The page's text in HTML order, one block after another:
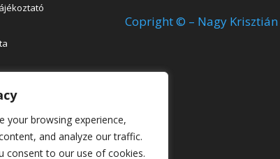
your browsing experience,
and analyze our traffic.
consent to our use of cookies.
festészeti
Copright © – Nagy Krisztián